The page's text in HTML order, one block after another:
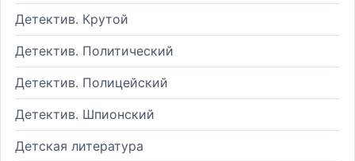
Детектив. Крутой
Детектив. Политический
Детектив. Полицейский
Детектив. Шпионский
Детская литература